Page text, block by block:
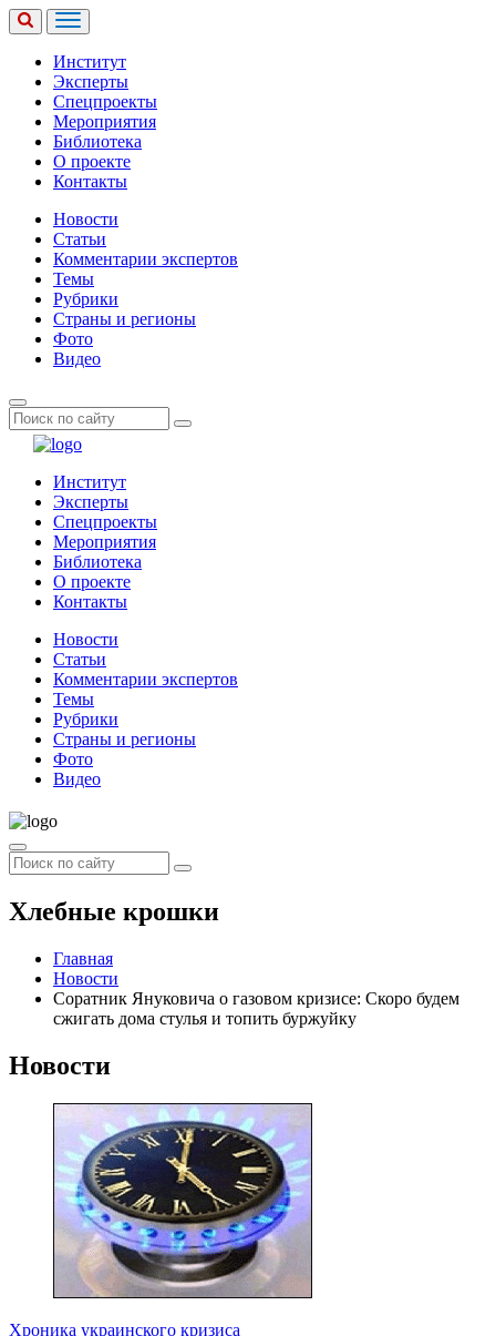
Институт
Эксперты
Спецпроекты
Мероприятия
Библиотека
О проекте
Контакты
Новости
Статьи
Комментарии экспертов
Темы
Рубрики
Страны и регионы
Фото
Видео
Институт
Эксперты
Спецпроекты
Мероприятия
Библиотека
О проекте
Контакты
Новости
Статьи
Комментарии экспертов
Темы
Рубрики
Страны и регионы
Фото
Видео
Хлебные крошки
Главная
Новости
Соратник Януковича о газовом кризисе: Скоро будем
сжигать дома стулья и топить буржуйку
Новости
Хроника украинского кризиса